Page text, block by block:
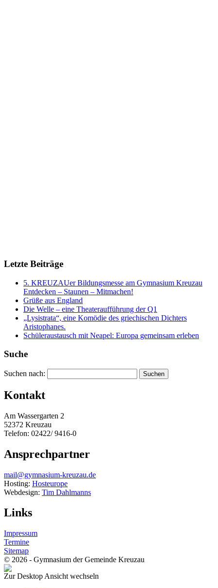
Letzte Beiträge
5. KREUZAUer Bildungsmesse am Gymnasium Kreuzau
Entdecken – Staunen – Mitmachen!
Grüße aus England
Die Welle – eine Theateraufführung der Q1
„Lysistrata“, eine Komödie des griechischen Dichters
Aristophanes.
Schüleraustausch mit Neapel: Europa gemeinsam erleben
Suche
Suchen nach:
Kontakt
Am Wassergarten 2
52372 Kreuzau
Telefon: 02422/ 9416-0
Ansprechpartner
mail@gymnasium-kreuzau.de
Hosting: Hosteurope
Webdesign: Tim Dahlmanns
Links
Impressum
Termine
Sitemap
© 2026 - Gymnasium der Gemeinde Kreuzau
Zur Desktop Ansicht wechseln